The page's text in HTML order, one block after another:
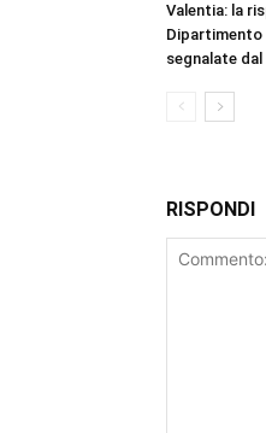
Valentia: la
segnalate dal
RISPONDI